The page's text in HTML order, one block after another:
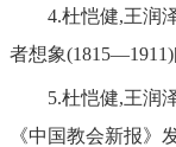
4.杜恺健,王润
者想象
5.杜恺健,王润
《中国教会新报》